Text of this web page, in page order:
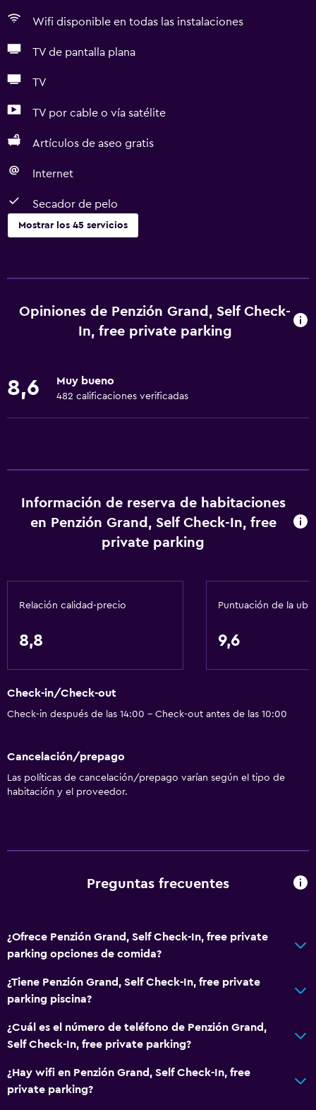
Wifi disponible en todas las instalaciones
TV de pantalla plana
TV
TV por cable o vía satélite
Artículos de aseo gratis
Internet
Secador de pelo
Mostrar los 45 servicios
Wifi gratis
Wifi disponible en todas las instalaciones
Toallas
Ventilador
Calefacción
Papeleras
Habitaciones familiares
Alfombrado
Espacio de almacenamiento
Accesibilidad y adecuación
Plantas superiores accesibles por escaleras
Baño
Aseo
Ducha
Habitación
Opiniones de Penzión Grand, Self Check-
In, free private parking
8,6 Muy bueno
482 calificaciones verificadas
Información de reserva de habitaciones
en Penzión Grand, Self Check-In, free
private parking
Relación calidad-precio
8,8
Puntuación de la
9,6
Check-in/Check-out
Check-in después de las 14:00 - Check-out antes de las 10:00
Cancelación/prepago
Las políticas de cancelación/prepago varían según el tipo de
habitación y el proveedor.
Preguntas frecuentes
¿Ofrece Penzión Grand, Self Check-In, free private
parking opciones de comida?
¿Tiene Penzión Grand, Self Check-In, free private
parking piscina?
¿Cuál es el número de teléfono de Penzión Grand,
Self Check-In, free private parking?
¿Hay wifi en Penzión Grand, Self Check-In, free
private parking?